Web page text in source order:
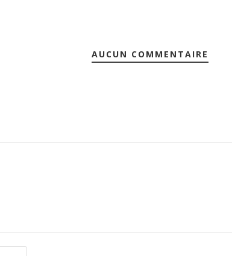
AUCUN COMMENTAIRE